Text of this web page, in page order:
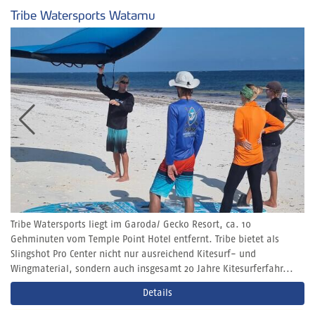
Tribe Watersports Watamu
Tribe Watersports liegt im Garoda/ Gecko Resort, ca. 10
Gehminuten vom Temple Point Hotel entfernt. Tribe bietet als
Slingshot Pro Center nicht nur ausreichend Kitesurf- und
Wingmaterial, sondern auch insgesamt 20 Jahre Kitesurferfahr...
Details